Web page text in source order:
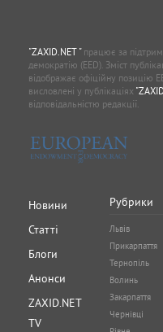
"ZAXID.NET "працює за
демократію (EED). Зміст
відображає офіційну позицію
висловлені у публікаціях
відповідальністю редакції.
Новини
Статті
Блоги
Анонси
ZAXID.NET
TV
Рубрики
Львів
Прикарпаття
Тернопіль
Волинь
Закарпаття
Чернівці